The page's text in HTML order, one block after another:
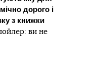
дорого і
з книжки
ви не